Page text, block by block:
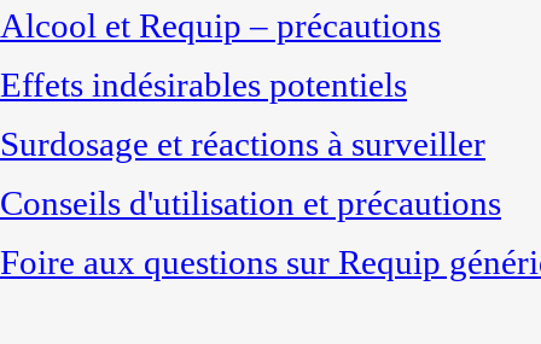
Alcool et Requip – précautions
Effets indésirables potentiels
Surdosage et réactions à surveiller
Conseils d'utilisation et précautions
Foire aux questions sur Requip